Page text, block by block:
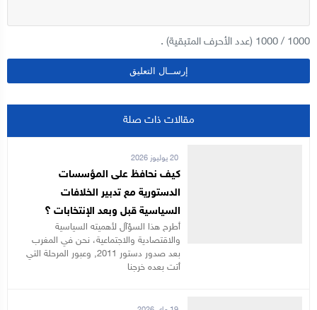
1000
/
1000 (عدد الأحرف المتبقية) .
مقالات ذات صلة
20 يوليوز 2026
كيف نحافظ على المؤسسات
الدستورية مع تدبير الخلافات
السياسية قبل وبعد الإنتخابات ؟
أطرح هذا السؤآل لأهميته السياسية
والاقتصادية والاجتماعية، نحن في المغرب
بعد صدور دستور 2011, وعبور المرحلة التي
أتت بعده خرجنا